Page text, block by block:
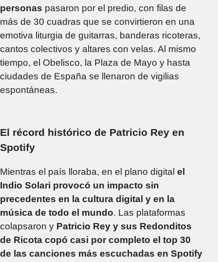
personas pasaron por el predio, con filas de
más de 30 cuadras que se convirtieron en una
emotiva liturgia de guitarras, banderas ricoteras,
cantos colectivos y altares con velas. Al mismo
tiempo, el Obelisco, la Plaza de Mayo y hasta
ciudades de España se llenaron de vigilias
espontáneas.
El récord histórico de Patricio Rey en
Spotify
Mientras el país lloraba, en el plano digital el
Indio Solari provocó un impacto sin
precedentes en la cultura digital y en la
música de todo el mundo. Las plataformas
colapsaron y Patricio Rey y sus Redonditos
de Ricota copó casi por completo el top 30
de las canciones más escuchadas en Spotify